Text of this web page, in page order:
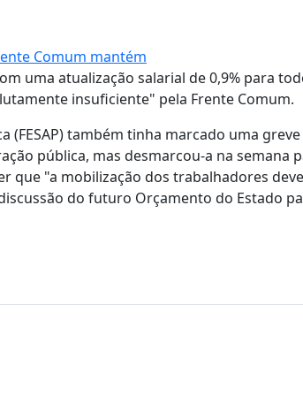
Comum mantém
uma atualização salarial de 0,9% para
insuficiente" pela Frente Comum.
(FESAP) também tinha marcado uma
pública, mas desmarcou-a na semana
que "a mobilização dos trabalhadores
do futuro Orçamento do Estado